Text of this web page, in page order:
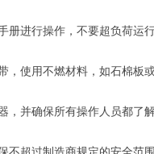
进行操作，不要超负荷运
，使用不燃材料，如石棉板
，并确保所有操作人员都了